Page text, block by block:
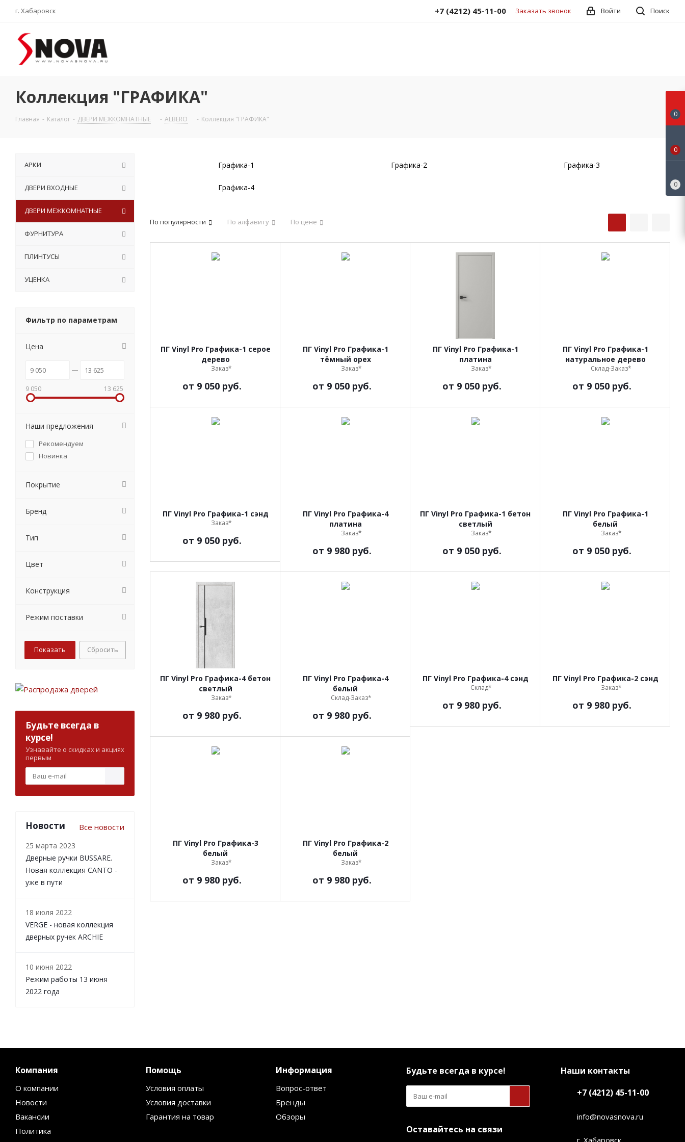
г. Хабаровск Поиск
Войти
+7 (4212) 45-11-00 Заказать звонок
Коллекция "ГРАФИКА"
Главная - Каталог - ДВЕРИ МЕЖКОМНАТНЫЕ - ALBERO - Коллекция "ГРАФИКА"
Графика-1 Графика-2 Графика-3
Графика-4
По популярности По алфавиту По цене
ПГ Vinyl Pro Графика-1 серое
дерево
Заказ*
от 9 050 руб.
ПГ Vinyl Pro Графика-1
тёмный орех
Заказ*
от 9 050 руб.
ПГ Vinyl Pro Графика-1
платина
Заказ*
от 9 050 руб.
ПГ Vinyl Pro Графика-1
натуральное дерево
Склад-Заказ*
от 9 050 руб.
ПГ Vinyl Pro Графика-1 сэнд
Заказ*
от 9 050 руб.
ПГ Vinyl Pro Графика-4
платина
Заказ*
от 9 980 руб.
ПГ Vinyl Pro Графика-1 бетон
светлый
Заказ*
от 9 050 руб.
ПГ Vinyl Pro Графика-1
белый
Заказ*
от 9 050 руб.
ПГ Vinyl Pro Графика-4 бетон
светлый
Заказ*
от 9 980 руб.
ПГ Vinyl Pro Графика-4
белый
Склад-Заказ*
от 9 980 руб.
ПГ Vinyl Pro Графика-4 сэнд
Склад*
от 9 980 руб.
ПГ Vinyl Pro Графика-2 сэнд
Заказ*
от 9 980 руб.
ПГ Vinyl Pro Графика-3
белый
Заказ*
от 9 980 руб.
ПГ Vinyl Pro Графика-2
белый
Заказ*
от 9 980 руб.
АРКИ
ДВЕРИ ВХОДНЫЕ
ДВЕРИ МЕЖКОМНАТНЫЕ
ФУРНИТУРА
ПЛИНТУСЫ
УЦЕНКА
Фильтр по параметрам
Цена
9 050 13 625
Наши предложения
Рекомендуем
Новинка
Покрытие
Бренд
Тип
Цвет
Конструкция
Режим поставки
Сбросить
Будьте всегда в
курсе!
Узнавайте о скидках и акциях
первым
Новости Все новости
25 марта 2023
Дверные ручки BUSSARE.
Новая коллекция CANTO -
уже в пути
18 июля 2022
VERGE - новая коллекция
дверных ручек ARCHIE
10 июня 2022
Режим работы 13 июня
2022 года
Компания
О компании
Новости
Вакансии
Политика
Помощь
Условия оплаты
Условия доставки
Гарантия на товар
Информация
Вопрос-ответ
Бренды
Обзоры
Будьте всегда в курсе!
Оставайтесь на связи
Наши контакты
+7 (4212) 45-11-00
info@novasnova.ru
г. Хабаровск
0
0
0